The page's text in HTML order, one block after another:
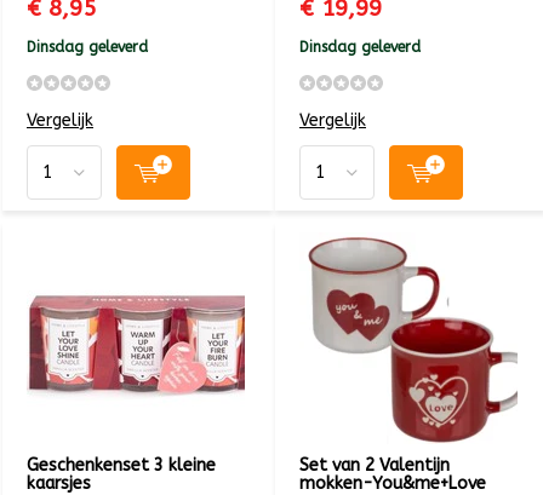
€ 8,95
Dinsdag geleverd
Vergelijk
€ 19,99
Dinsdag geleverd
Vergelijk
Geschenkenset 3 kleine
kaarsjes
Set van 2 Valentijn
mokken-You&me+Love